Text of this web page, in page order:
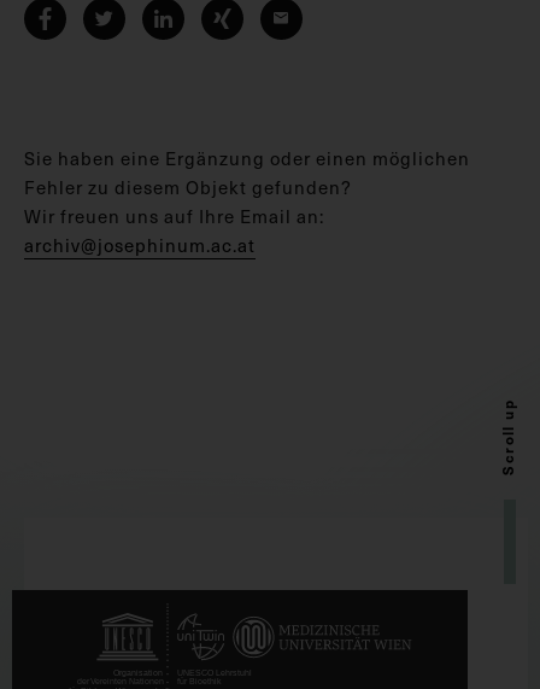
Sie haben eine Ergänzung oder einen möglichen
Fehler zu diesem Objekt gefunden?
Wir freuen uns auf Ihre Email an:
archiv@josephinum.ac.at
Scroll up